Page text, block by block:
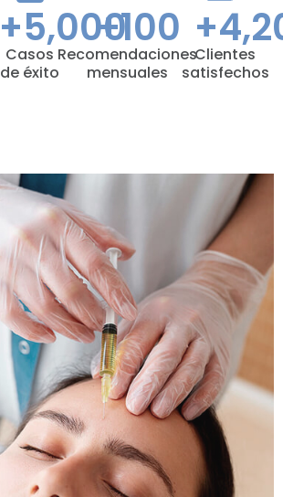
Casos
de éxito
+5,000
Recomendaciones
mensuales
+100
Clientes
satisfechos
+